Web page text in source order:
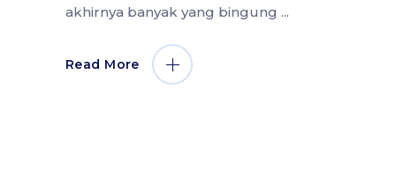
akhirnya banyak yang bingung
Read More